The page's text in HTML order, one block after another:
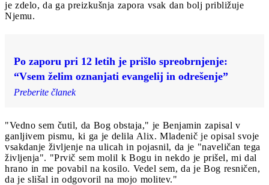
je zdelo, da ga preizkušnja zapora vsak dan bolj približuje
Njemu.
Po zaporu pri 12 letih je prišlo spreobrnjenje:
“Vsem želim oznanjati evangelij in odrešenje”
Preberite članek
"Vedno sem čutil, da Bog obstaja," je Benjamin zapisal v
ganljivem pismu, ki ga je delila Alix. Mladenič je opisal svoje
vsakdanje življenje na ulicah in pojasnil, da je "naveličan tega
življenja". "Prvič sem molil k Bogu in nekdo je prišel, mi dal
hrano in me povabil na kosilo. Vedel sem, da je Bog resničen,
da je slišal in odgovoril na mojo molitev."